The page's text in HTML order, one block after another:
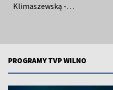
Klimaszewską -
PROGRAMY TVP WILNO